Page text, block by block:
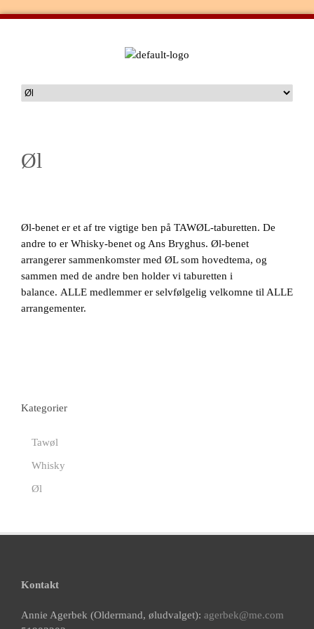
Øl
Øl-benet er et af tre vigtige ben på TAWØL-taburetten. De
andre to er Whisky-benet og Ans Bryghus. Øl-benet
arrangerer sammenkomster med ØL som hovedtema, og
sammen med de andre ben holder vi taburetten i
balance. ALLE medlemmer er selvfølgelig velkomne til ALLE
arrangementer.
Kategorier
Tawøl
Whisky
Øl
Kontakt
Annie Agerbek (Oldermand, øludvalget): agerbek@me.com